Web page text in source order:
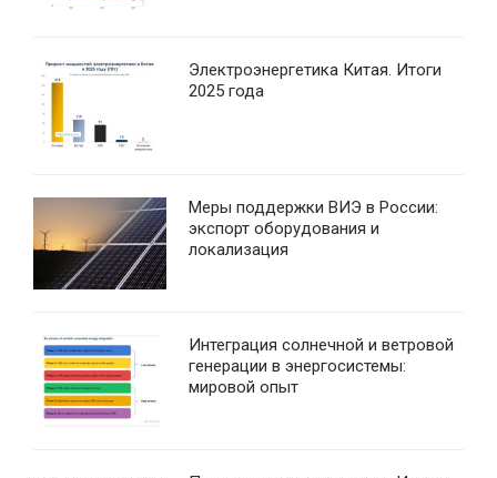
Электроэнергетика Китая. Итоги
2025 года
Меры поддержки ВИЭ в России:
экспорт оборудования и
локализация
Интеграция солнечной и ветровой
генерации в энергосистемы:
мировой опыт